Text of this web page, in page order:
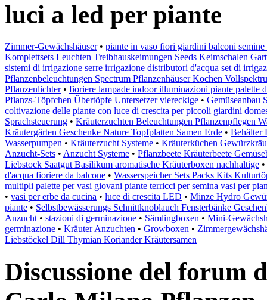
luci a led per piante
Zimmer-Gewächshäuser• piante in vaso fiori giardini balconi
Komplettsets Leuchten Treibhauskeimungen Seeds Keimschalen
sistemi di irrigazione serre irrigazione distributori d'acqua set di
Pflanzenbeleuchtungen Spectrum Pflanzenhäuser Kochen
Pflanzenlichter• fioriere lampade indoor illuminazioni piante palette
Pflanzs-Töpfchen Übertöpfe Untersetzer viereckige • Gemüseanbau
coltivazione delle piante con luce di crescita per piccoli giardini
Sprachsteuerung • Kräuterzuchten Beleuchtungen Pflanzenpflegen
Kräutergärten Geschenke Nature Topfplatten Samen Erde • Behälter
Wasserpumpen • Kräuterzucht Systeme • Kräuterküchen
Anzucht-Sets • Anzucht Systeme • Pflanzbeete Kräuterbeete
Liebstock Saatgut Basilikum aromatische Kräuterboxen nachhaltige •
d'acqua fioriere da balcone • Wasserspeicher Sets Packs Kits
multipli palette per vasi giovani piante terricci per semina vasi per
• vasi per erbe da cucina • luce di crescita LED • Minze Hydro
piante • Selbstbewässerungs Schnittknoblauch Fensterbänke
Anzucht • stazioni di germinazione • Sämlingboxen • Mini-
germinazione • Kräuter Anzuchten • Growboxen •
Liebstöckel Dill Thymian Koriander Kräutersamen
Discussione del forum